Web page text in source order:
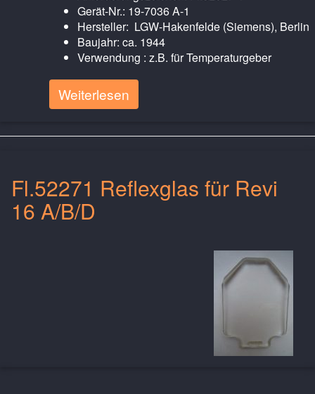
Gerät-Nr.: 19-7036 A-1
Hersteller: LGW-Hakenfelde (Siemens), Berlin
Baujahr: ca. 1944
Verwendung : z.B. für Temperaturgeber
Weiterlesen
Fl.52271 Reflexglas für Revi
16 A/B/D